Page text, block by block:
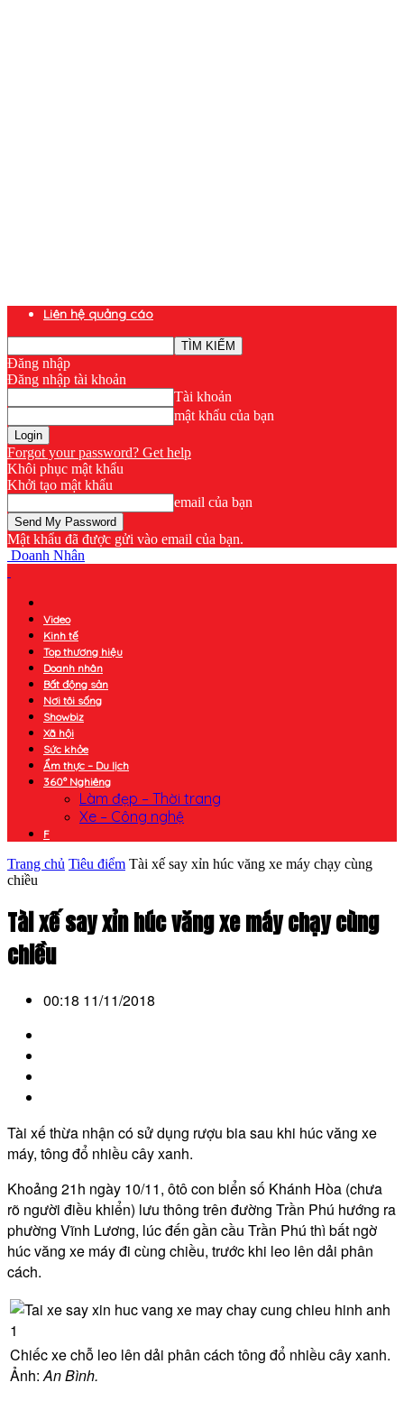
Liên hệ quảng cáo
Đăng nhập
Đăng nhập tài khoản
Tài khoản
mật khẩu của bạn
Forgot your password? Get help
Khôi phục mật khẩu
Khởi tạo mật khẩu
email của bạn
Mật khẩu đã được gửi vào email của bạn.
Doanh Nhân
Video
Kinh tế
Top thương hiệu
Doanh nhân
Bất động sản
Nơi tôi sống
Showbiz
Xã hội
Sức khỏe
Ẩm thực – Du lịch
360° Nghiêng
Làm đẹp – Thời trang
Xe – Công nghệ
F
Trang chủ Tiêu điểm Tài xế say xỉn húc văng xe máy chạy cùng
chiều
Tài xế say xỉn húc văng xe máy chạy cùng
chiều
00:18 11/11/2018
Tài xế thừa nhận có sử dụng rượu bia sau khi húc văng xe
máy, tông đổ nhiều cây xanh.
Khoảng 21h ngày 10/11, ôtô con biển số Khánh Hòa (chưa
rõ người điều khiển) lưu thông trên đường Trần Phú hướng ra
phường Vĩnh Lương, lúc đến gần cầu Trần Phú thì bất ngờ
húc văng xe máy đi cùng chiều, trước khi leo lên dải phân
cách.
Chiếc xe chỗ leo lên dải phân cách tông đổ nhiều cây xanh.
Ảnh:An Bình.